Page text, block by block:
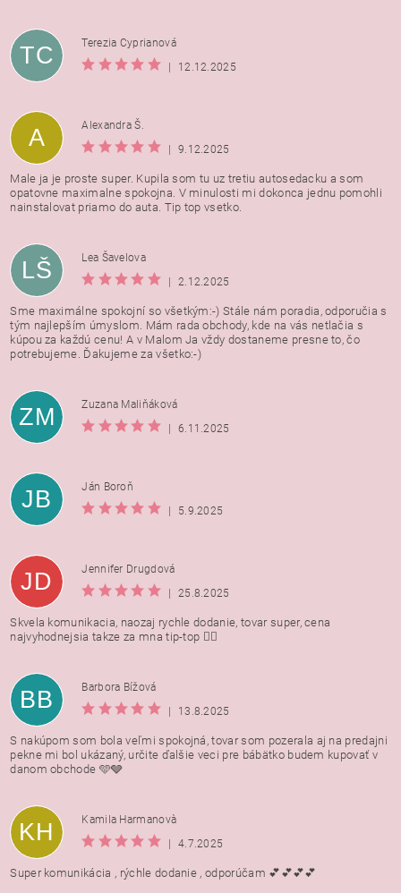
TC
Terezia Cyprianová
|
12.12.2025
A
Alexandra Š.
|
9.12.2025
Male ja je proste super. Kupila som tu uz tretiu autosedacku a som
opatovne maximalne spokojna. V minulosti mi dokonca jednu pomohli
nainstalovat priamo do auta. Tip top vsetko.
LŠ
Lea Šavelova
|
2.12.2025
Sme maximálne spokojní so všetkým:-) Stále nám poradia, odporučia s
tým najlepším úmyslom. Mám rada obchody, kde na vás netlačia s
kúpou za každú cenu! A v Malom Ja vždy dostaneme presne to, čo
potrebujeme. Ďakujeme za všetko:-)
ZM
Zuzana Maliňáková
|
6.11.2025
JB
Ján Boroň
|
5.9.2025
JD
Jennifer Drugdová
|
25.8.2025
Skvela komunikacia, naozaj rychle dodanie, tovar super, cena
najvyhodnejsia takze za mna tip-top 👍🏻
BB
Barbora Bížová
|
13.8.2025
S nakúpom som bola veľmi spokojná, tovar som pozerala aj na predajni
pekne mi bol ukázaný, určite ďalšie veci pre bábätko budem kupovať v
danom obchode 🩵🩶
KH
Kamila Harmanovà
|
4.7.2025
Super komunikácia , rýchle dodanie , odporúčam 💕💕💕💕